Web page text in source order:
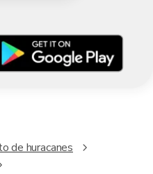
de huracanes